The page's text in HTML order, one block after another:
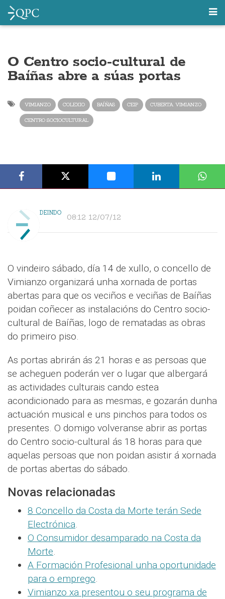
O Centro socio-cultural de
Baíñas abre a súas portas
VIMIANZO COLEXIO BAÍÑAS CEIP CUBERTA. VIMIANZO
CENTRO SOCIOCULTURAL
DEINDO 08:12 12/07/12
O vindeiro sábado, día 14 de xullo, o concello de
Vimianzo organizará unha xornada de portas
abertas para que os veciños e veciñas de Baíñas
poidan coñecer as instalacións do Centro socio-
cultural de Baíñas, logo de rematadas as obras
do primeiro piso.
As portas abrirán ás 21 horas e as persoas que
se acheguen poderán ver o lugar que albergará
as actividades culturais cando estea
acondicionado para as mesmas, e gozarán dunha
actuación musical e uns pinchos para todos os
presentes. O domigo volveranse abrir as portas
do Centro socio-cultural ás 18 horas para que
aquelas persoas que non poidan asistir á xornada
de portas abertas do sábado.
Novas relacionadas
8 Concello da Costa da Morte terán Sede
Electrónica.
O Consumidor desamparado na Costa da
Morte.
A Formación Profesional unha oportunidade
para o emprego.
Vimianzo xa presentou o seu programa de